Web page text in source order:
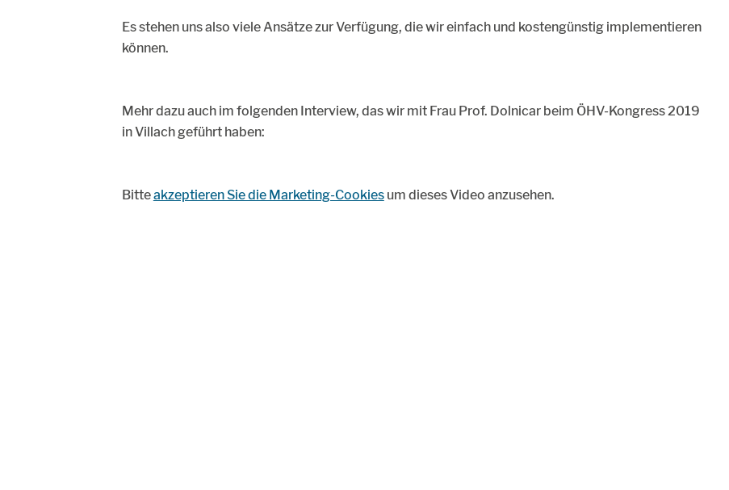
Es stehen uns also viele Ansätze zur Verfügung, die wir einfach und kostengünstig implementieren
können.
Mehr dazu auch im folgenden Interview, das wir mit Frau Prof. Dolnicar beim ÖHV-Kongress 2019
in Villach geführt haben:
Bitteakzeptieren Sie die Marketing-Cookiesum dieses Video anzusehen.